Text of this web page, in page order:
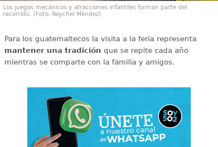
Los juegos mecánicos y atracciones infantiles forman parte del
recorrido. (Foto: Reychel Méndez)
Para los guatemaltecos la visita a la feria representa
mantener una tradición que se repite cada año
mientras se comparte con la familia y amigos.